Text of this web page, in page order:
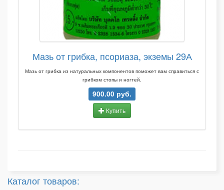
Мазь от грибка, псориаза, экземы 29А
Мазь от грибка из натуральных компонентов поможет вам справиться с
грибком стопы и ногтей.
900.00 руб.
Купить
Каталог товаров: